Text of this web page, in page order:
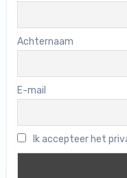
Achternaam
E-mail
Ik accepteer het